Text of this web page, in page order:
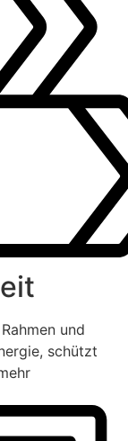
und
schützt